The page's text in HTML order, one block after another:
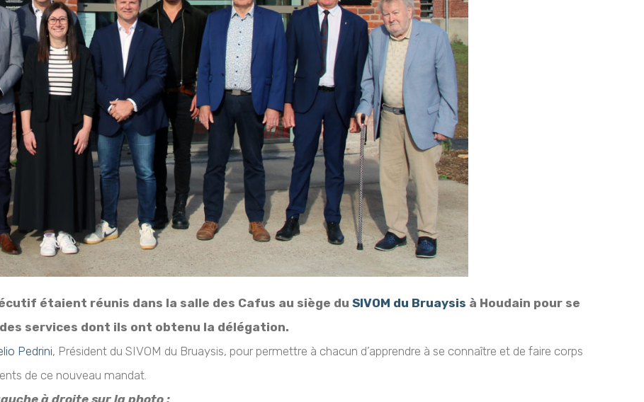
étaient réunis dans la salle des Cafus au siège du SIVOM du Bruaysis à Houdain pour se
services dont ils ont obtenu la délégation.
Pedrini, Président du SIVOM du Bruaysis, pour permettre à chacun d’apprendre à se connaître et de faire corps
de ce nouveau mandat.
à droite sur la photo :